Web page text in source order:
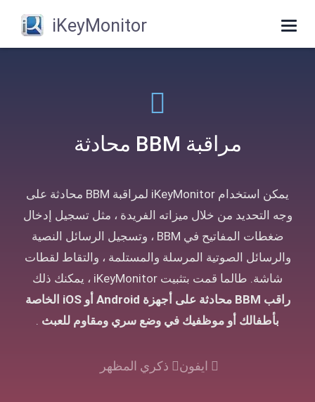
Toggle
navigation
iKeyMonitor
مراقبة BBM محادثة
يمكن استخدام iKeyMonitor لمراقبة BBM محادثة على
وجه التحديد من خلال ميزاته الفريدة ، مثل تسجيل إدخال
ضغطات المفاتيح في BBM ، وتسجيل الرسائل النصية
والرسائل الصوتية المرسلة والمستلمة ، والتقاط لقطات
شاشة. طالما قمت بتثبيت iKeyMonitor ، يمكنك ذلك
راقب BBM محادثة على أجهزة Android أو iOS الخاصة
بأطفالك أو موظفيك في وضع سري ومقاوم للعبث .
ايفون ذكري المظهر